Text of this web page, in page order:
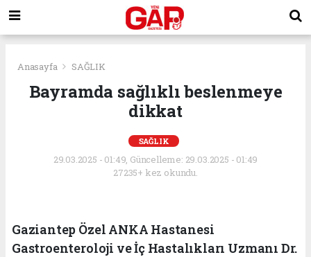
Anasayfa SAĞLIK
Bayramda sağlıklı beslenmeye
dikkat
SAĞLIK
29.03.2025 - 01:49, Güncelleme: 29.03.2025 - 01:49
27235+ kez okundu.
Gaziantep Özel ANKA Hastanesi
Gastroenteroloji ve İç Hastalıkları Uzmanı Dr.